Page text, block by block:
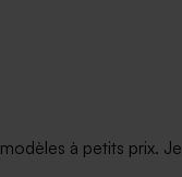
à petits prix.